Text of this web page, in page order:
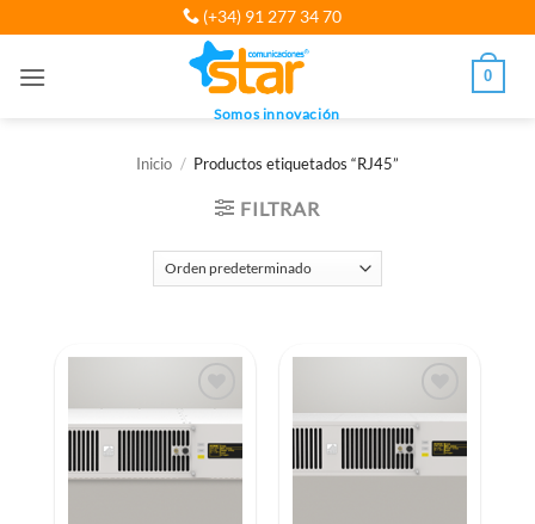
al
(+34) 91 277 34 70
Somos innovación
0
Inicio / Productos etiquetados “RJ45”
FILTRAR